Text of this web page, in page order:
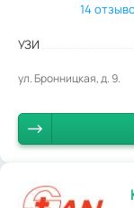
14
УЗИ
ул. Бронницкая, д. 9.